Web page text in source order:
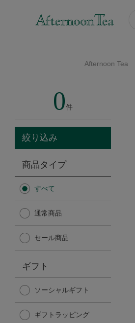
ソーシャルギフト
カタログギフト
Afternoon Tea TEAROOM
Afternoon Tea TEAROOM
日傘
Afternoon Tea
0件
絞り込み
商品タイプ
すべて
通常商品
セール商品
ギフト
ソーシャルギフト
ギフトラッピング